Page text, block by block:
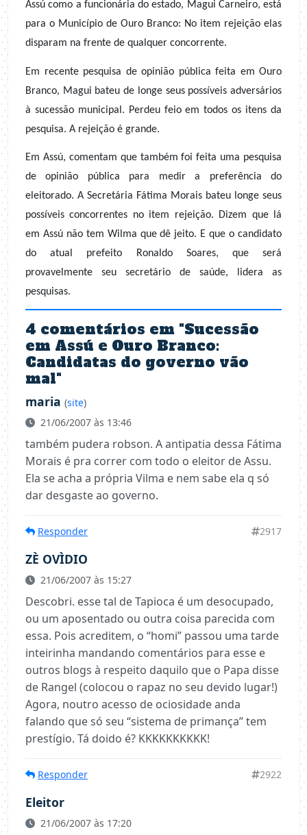
Assú como a funcionária do estado, Magui Carneiro, está
para o Município de Ouro Branco: No item rejeição elas
disparam na frente de qualquer concorrente.
Em recente pesquisa de opinião pública feita em Ouro
Branco, Magui bateu de longe seus possíveis adversários
à sucessão municipal. Perdeu feio em todos os itens da
pesquisa. A rejeição é grande.
Em Assú, comentam que também foi feita uma pesquisa
de opinião pública para medir a preferência do
eleitorado. A Secretária Fátima Morais bateu longe seus
possíveis concorrentes no item rejeição. Dizem que lá
em Assú não tem Wilma que dê jeito. E que o candidato
do atual prefeito Ronaldo Soares, que será
provavelmente seu secretário de saúde, lidera as
pesquisas.
4 comentários em "Sucessão
em Assú e Ouro Branco:
Candidatas do governo vão
mal"
maria (site)
21/06/2007 às 13:46
também pudera robson. A antipatia dessa Fátima
Morais é pra correr com todo o eleitor de Assu.
Ela se acha a própria Vilma e nem sabe ela q só
dar desgaste ao governo.
Responder 2917
ZÈ OVÌDIO
21/06/2007 às 15:27
Descobri. esse tal de Tapioca é um desocupado,
ou um aposentado ou outra coisa parecida com
essa. Pois acreditem, o “homi” passou uma tarde
inteirinha mandando comentários para esse e
outros blogs à respeito daquilo que o Papa disse
de Rangel (colocou o rapaz no seu devido lugar!)
Agora, noutro acesso de ociosidade anda
falando que só seu “sistema de primança” tem
prestígio. Tá doido é? KKKKKKKKKK!
Responder 2922
Eleitor
21/06/2007 às 17:20